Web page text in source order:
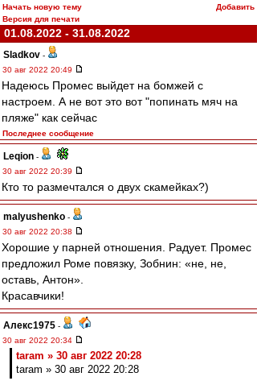
Начать новую тему
Добавить
Версия для печати
01.08.2022 - 31.08.2022
Sladkov -
30 авг 2022 20:49
Надеюсь Промес выйдет на бомжей с
настроем. А не вот это вот "попинать мяч на
пляже" как сейчас
Последнее сообщение
Leqion -
30 авг 2022 20:39
Кто то размечтался о двух скамейках?)
malyushenko -
30 авг 2022 20:38
Хорошие у парней отношения. Радует. Промес
предложил Роме повязку, Зобнин: «не, не,
оставь, Антон».
Красавчики!
Алекс1975 -
30 авг 2022 20:34
taram » 30 авг 2022 20:28
taram » 30 авг 2022 20:28